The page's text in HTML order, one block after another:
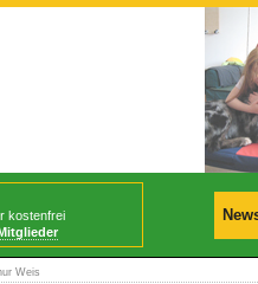
kostenfrei
📢 BStabG tritt am 30.07.2026 in
Weis